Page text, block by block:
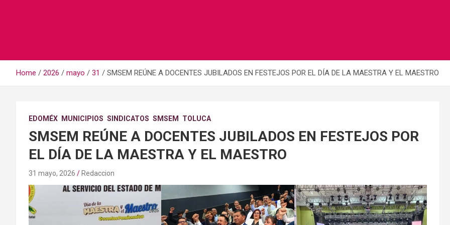
Home 2026 mayo 31 SMSEM REÚNE A DOCENTES JUBILADOS EN FESTEJOS POR EL DÍA DE LA MAESTRA Y EL MAESTRO
EDOMÉX MUNICIPIOS SINDICATOS SMSEM TOLUCA
SMSEM REÚNE A DOCENTES JUBILADOS EN FESTEJOS POR
EL DÍA DE LA MAESTRA Y EL MAESTRO
31 mayo, 2026 Redaccion